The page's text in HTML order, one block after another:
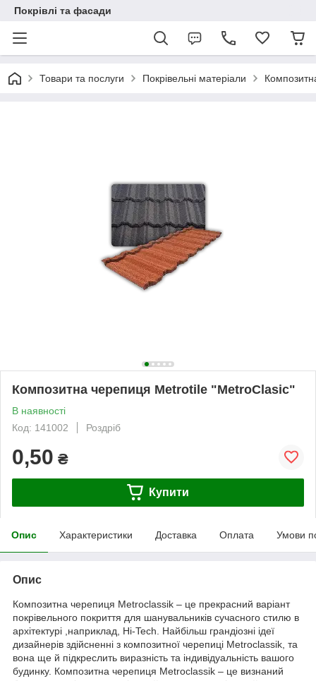
Покрівлі та фасади
Товари та послуги Покрівельні матеріали
Композитна черепиця Metrotile "MetroClasic"
В наявності
Код: 141002
Роздріб
0,50 ₴
Купити
Опис Характеристики Доставка Оплата Умови
Опис
Композитна черепиця Metroclassik – це прекрасний варіант
покрівельного покриття для шанувальників сучасного стилю в
архітектурі ,наприклад, Hi-Tech. Найбільш грандіозні ідеї
дизайнерів здійсненні з композитної черепиці Metroclassik, та
вона ще й підкреслить виразність та індивідуальність вашого
будинку. Композитна черепиця Metroclassik – це визнаний